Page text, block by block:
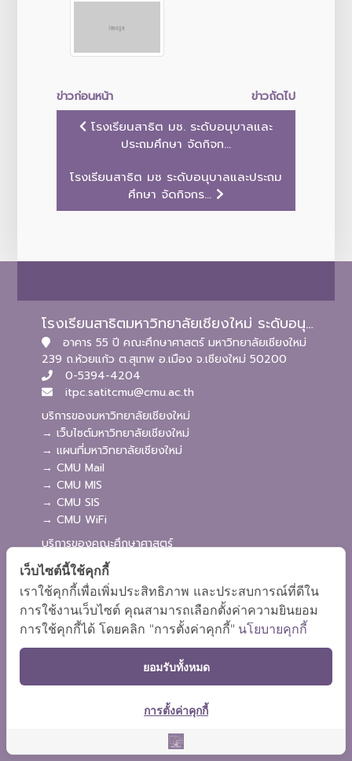
ข่าวก่อนหน้า
ข่าวถัดไป
โรงเรียนสาธิต มช. ระดับอนุบาลและ
ประถมศึกษา จัดกิจก...
โรงเรียนสาธิต มช ระดับอนุบาลและประถม
ศึกษา จัดกิจกร...
โรงเรียนสาธิตมหาวิทยาลัยเชียงใหม่ ระดับอนุบาลและประถมศึกษา
อาคาร 55 ปี คณะศึกษาศาสตร์ มหาวิทยาลัยเชียงใหม่
239 ถ.ห้วยแก้ว ต.สุเทพ อ.เมือง จ.เชียงใหม่ 50200
0-5394-4204
itpc.satitcmu@cmu.ac.th
บริการของมหาวิทยาลัยเชียงใหม่
→ เว็บไซต์มหาวิทยาลัยเชียงใหม่
→ แผนที่มหาวิทยาลัยเชียงใหม่
→ CMU Mail
→ CMU MIS
→ CMU SIS
→ CMU WiFi
บริการของคณะศึกษาศาสตร์
→ เว็บไซต์คณะศึกษาศาสตร์
→ ระบบจัดการเว็บไซต์
→ ระบบ Admission
→ EDU MIS
→ EDU SIS
Copyright © 2018 EDU CMU All rights reserved.
เว็บไซต์นี้ใช้คุกกี้
เราใช้คุกกี้เพื่อเพิ่มประสิทธิภาพ และประสบการณ์ที่ดีใน
การใช้งานเว็บไซต์ คุณสามารถเลือกตั้งค่าความยินยอม
การใช้คุกกี้ได้ โดยคลิก "การตั้งค่าคุกกี้" นโยบายคุกกี้
ยอมรับทั้งหมด
การตั้งค่าคุกกี้